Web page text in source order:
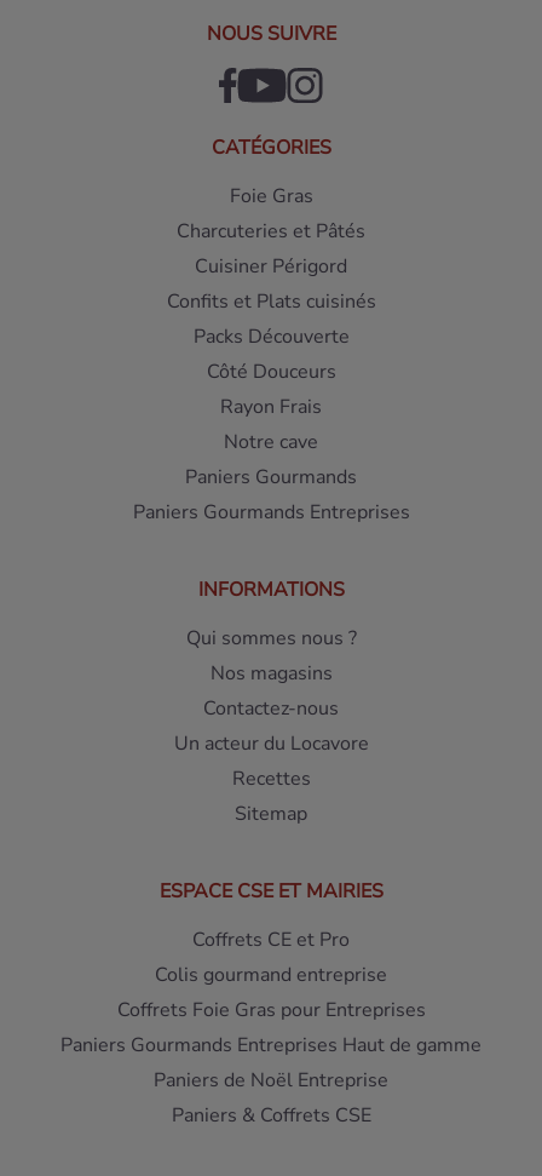
NOUS SUIVRE
CATÉGORIES
Foie Gras
Charcuteries et Pâtés
Cuisiner Périgord
Confits et Plats cuisinés
Packs Découverte
Côté Douceurs
Rayon Frais
Notre cave
Paniers Gourmands
Paniers Gourmands Entreprises
INFORMATIONS
Qui sommes nous ?
Nos magasins
Contactez-nous
Un acteur du Locavore
Recettes
Sitemap
ESPACE CSE ET MAIRIES
Coffrets CE et Pro
Colis gourmand entreprise
Coffrets Foie Gras pour Entreprises
Paniers Gourmands Entreprises Haut de gamme
Paniers de Noël Entreprise
Paniers & Coffrets CSE